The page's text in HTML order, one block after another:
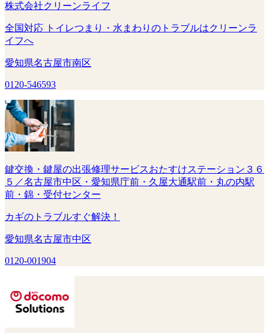
株式会社クリーンライフ
全国対応 トイレつまり・水まわりのトラブルはクリーンラ
イフへ
愛知県名古屋市南区
0120-546593
鍵交換・鍵屋の出張修理サービスおたすけステーション３６
５／名古屋市中区・愛知県庁前・久屋大通駅前・丸の内駅
前・錦・受付センター
カギのトラブルすぐ解決！
愛知県名古屋市中区
0120-001904